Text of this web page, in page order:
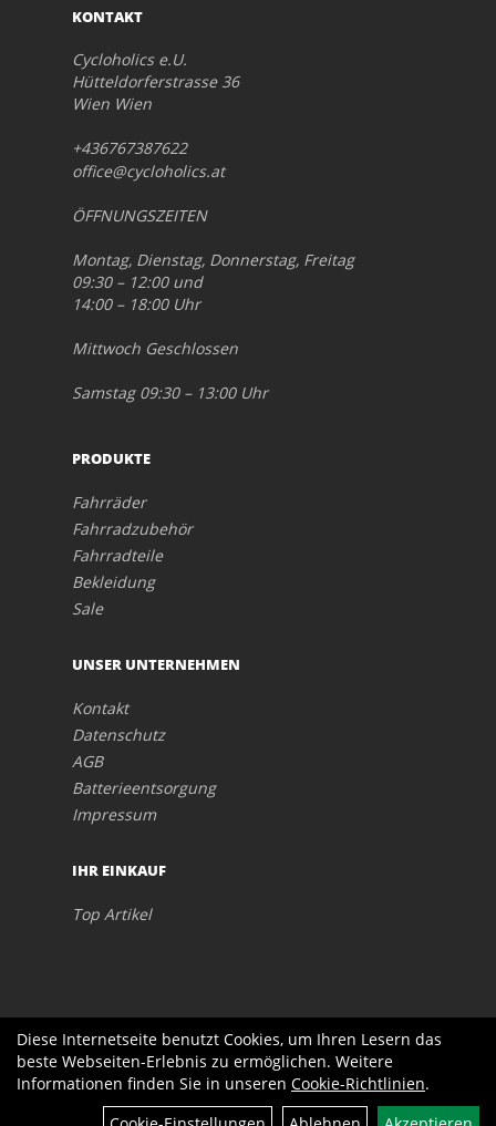
KONTAKT
Cycloholics e.U.
Hütteldorferstrasse 36
Wien Wien
+436767387622
office@cycloholics.at
ÖFFNUNGSZEITEN
Montag, Dienstag, Donnerstag, Freitag
09:30 – 12:00 und
14:00 – 18:00 Uhr
Mittwoch Geschlossen
Samstag 09:30 – 13:00 Uhr
PRODUKTE
Fahrräder
Fahrradzubehör
Fahrradteile
Bekleidung
Sale
UNSER UNTERNEHMEN
Kontakt
Datenschutz
AGB
Batterieentsorgung
Impressum
IHR EINKAUF
Top Artikel
Diese Internetseite benutzt Cookies, um Ihren Lesern das
beste Webseiten-Erlebnis zu ermöglichen. Weitere
Informationen finden Sie in unseren Cookie-Richtlinien.